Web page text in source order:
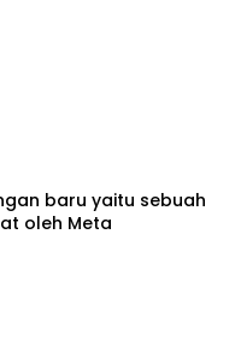
baru yaitu sebuah
oleh Meta